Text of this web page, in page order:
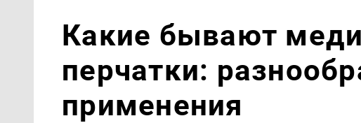
Какие бывают
перчатки:
применения